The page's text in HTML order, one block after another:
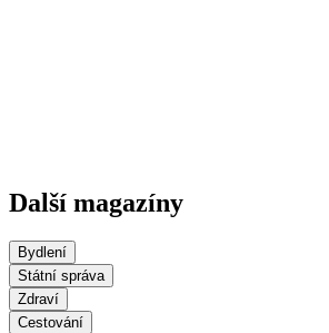
Další magazíny
Bydlení
Státní správa
Zdraví
Cestování